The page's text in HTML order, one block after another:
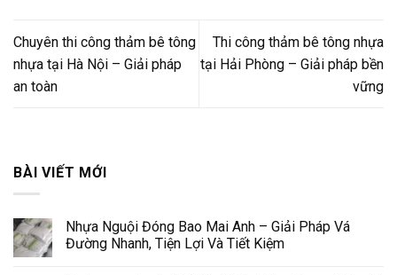
Chuyên thi công thảm bê tông
nhựa tại Hà Nội – Giải pháp
an toàn
Thi công thảm bê tông nhựa
tại Hải Phòng – Giải pháp bền
vững
BÀI VIẾT MỚI
Nhựa Nguội Đóng Bao Mai Anh – Giải Pháp Vá
Đường Nhanh, Tiện Lợi Và Tiết Kiệm